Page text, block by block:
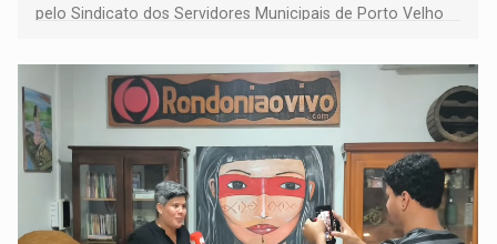
pelo Sindicato dos Servidores Municipais de Porto Velho